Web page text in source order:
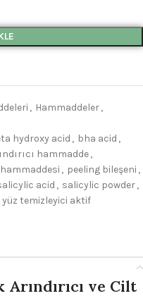
, Hammaddeler,
hydroxy acid , bha acid ,
hammadde,
, peeling bileşeni ,
acid , salicylic powder,
yüz temizleyici aktif
ve Cilt